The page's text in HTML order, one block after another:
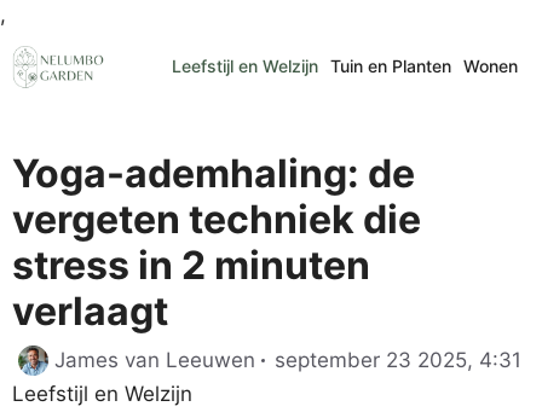
,
naar
de
Leefstijl en Welzijn Tuin en Planten Wonen
Yoga-ademhaling: de
vergeten techniek die
stress in 2 minuten
verlaagt
James van Leeuwen september 23 2025, 4:31
Leefstijl en Welzijn